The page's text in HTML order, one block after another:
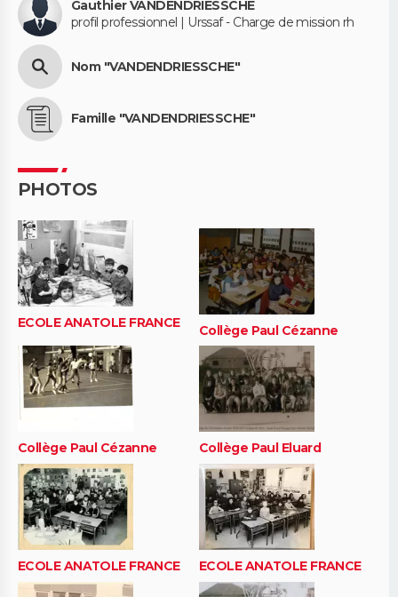
Gauthier VANDENDRIESSCHE
profil professionnel | Urssaf - Charge de mission rh
Nom "VANDENDRIESSCHE"
Famille "VANDENDRIESSCHE"
PHOTOS
ECOLE ANATOLE FRANCE Collège Paul Cézanne
Collège Paul Cézanne Collège Paul Eluard
ECOLE ANATOLE FRANCE ECOLE ANATOLE FRANCE